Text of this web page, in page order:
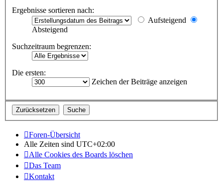
Ergebnisse sortieren nach:
Aufsteigend
Absteigend
Suchzeitraum begrenzen:
Die ersten:
Zeichen der Beiträge anzeigen
Foren-Übersicht
Alle Zeiten sind UTC+02:00
Alle Cookies des Boards löschen
Das Team
Kontakt